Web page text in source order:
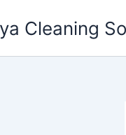
Cleaning